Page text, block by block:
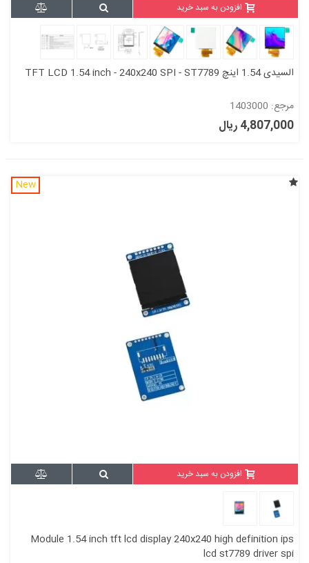
افزودن به سبد خرید
السیدی 1.54 اینچ TFT LCD 1.54 inch - 240x240 SPI - ST7789
مرجع: 1403000
4,807,000 ریال
New
افزودن به سبد خرید
Module 1.54 inch tft lcd display 240x240 high definition ips
lcd st7789 driver spi